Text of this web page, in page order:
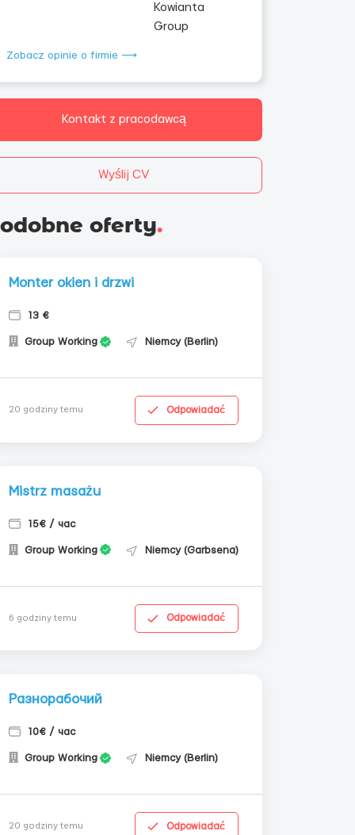
Zobacz opinie o firmie ⟶
Kontakt z pracodawcą
Wyślij CV
oferty.
Monter okien i drzwi
13 €
Group Working Niemcy (Berlin)
20 godziny temu Odpowiadać
Mistrz masażu
15€ / час
Group Working Niemcy (Garbsena)
6 godziny temu Odpowiadać
Разнорабочий
10€ / час
Group Working Niemcy (Berlin)
20 godziny temu Odpowiadać